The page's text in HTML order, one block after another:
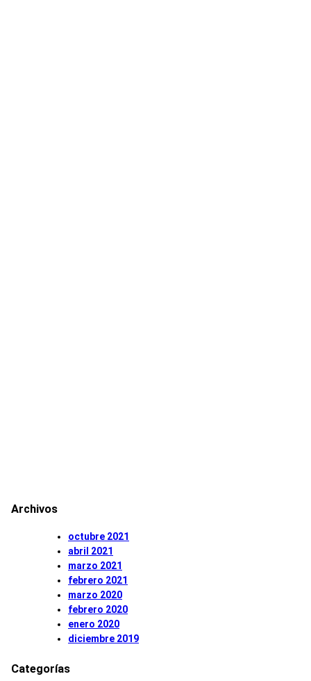
Archivos
octubre 2021
abril 2021
marzo 2021
febrero 2021
marzo 2020
febrero 2020
enero 2020
diciembre 2019
Categorías